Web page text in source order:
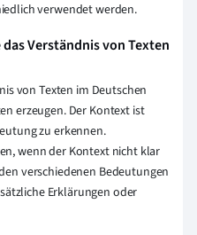
verwendet werden.
Verständnis von Texten
von Texten im Deutschen
erzeugen. Der Kontext ist
zu erkennen.
wenn der Kontext nicht klar
verschiedenen Bedeutungen
Erklärungen oder